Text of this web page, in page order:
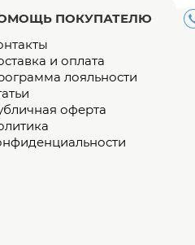
ПОКУПАТЕЛЮ
и оплата
лояльности
оферта